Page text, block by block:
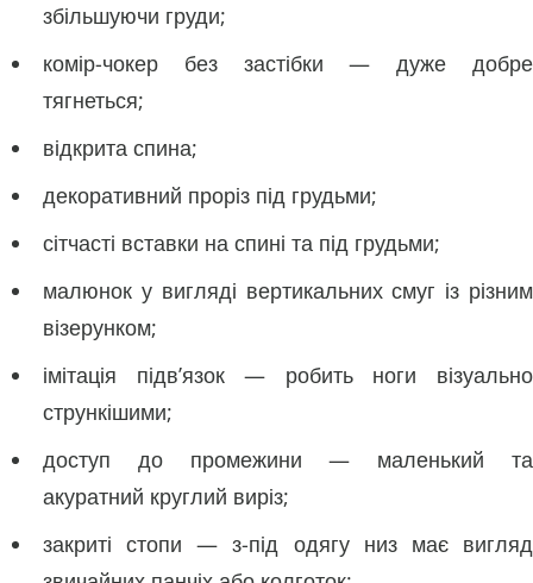
збільшуючи груди;
комір-чокер без застібки — дуже добре
тягнеться;
відкрита спина;
декоративний проріз під грудьми;
сітчасті вставки на спині та під грудьми;
малюнок у вигляді вертикальних смуг із різним
візерунком;
імітація підв’язок — робить ноги візуально
стрункішими;
доступ до промежини — маленький та
акуратний круглий виріз;
закриті стопи — з-під одягу низ має вигляд